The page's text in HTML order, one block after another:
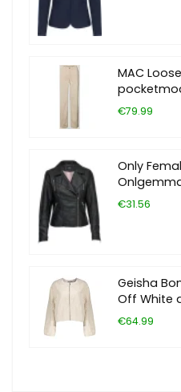
MAC
€79.99
Only
€31.56
Geisha
Off White
€64.99